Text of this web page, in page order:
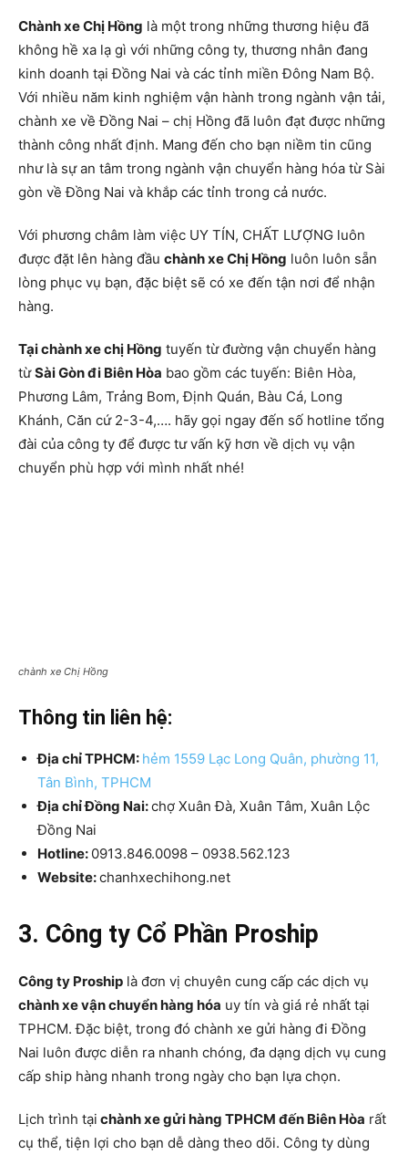
Chành xe Chị Hồng là một trong những thương hiệu đã
không hề xa lạ gì với những công ty, thương nhân đang
kinh doanh tại Đồng Nai và các tỉnh miền Đông Nam Bộ.
Với nhiều năm kinh nghiệm vận hành trong ngành vận tải,
chành xe về Đồng Nai – chị Hồng đã luôn đạt được những
thành công nhất định. Mang đến cho bạn niềm tin cũng
như là sự an tâm trong ngành vận chuyển hàng hóa từ Sài
gòn về Đồng Nai và khắp các tỉnh trong cả nước.
Với phương châm làm việc UY TÍN, CHẤT LƯỢNG luôn
được đặt lên hàng đầu chành xe Chị Hồng luôn luôn sẵn
lòng phục vụ bạn, đặc biệt sẽ có xe đến tận nơi để nhận
hàng.
Tại chành xe chị Hồng tuyến từ đường vận chuyển hàng
từSài Gòn đi Biên Hòa bao gồm các tuyến: Biên Hòa,
Phương Lâm, Trảng Bom, Định Quán, Bàu Cá, Long
Khánh, Căn cứ 2-3-4,…. hãy gọi ngay đến số hotline tổng
đài của công ty để được tư vấn kỹ hơn về dịch vụ vận
chuyển phù hợp với mình nhất nhé!
chành xe Chị Hồng
Thông tin liên hệ:
Địa chỉ TPHCM: hẻm 1559 Lạc Long Quân, phường 11,
Tân Bình, TPHCM
Địa chỉ Đồng Nai:chợ Xuân Đà, Xuân Tâm, Xuân Lộc
Đồng Nai
Hotline: 0913.846.0098 – 0938.562.123
Website:chanhxechihong.net
3. Công ty Cổ Phần Proship
Công ty Proship là đơn vị chuyên cung cấp các dịch vụ
chành xe vận chuyển hàng hóa uy tín và giá rẻ nhất tại
TPHCM. Đặc biệt, trong đó chành xe gửi hàng đi Đồng
Nai luôn được diễn ra nhanh chóng, đa dạng dịch vụ cung
cấp ship hàng nhanh trong ngày cho bạn lựa chọn.
Lịch trình tại chành xe gửi hàng TPHCM đến Biên Hòa rất
cụ thể, tiện lợi cho bạn dễ dàng theo dõi. Công ty dùng